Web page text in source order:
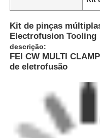
Kit de pinças
Electrofusion Tooling
descrição:
FEI CW MULTI
de eletrofusão